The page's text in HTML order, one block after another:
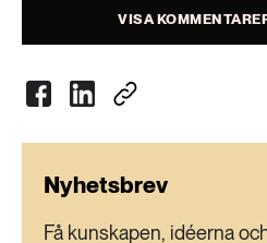
VISA
Nyhetsbrev
Få kunskapen, idéerna